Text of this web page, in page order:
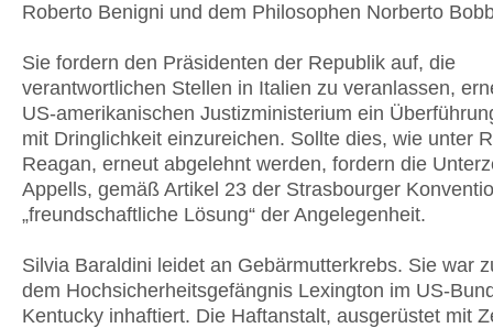
Roberto Benigni und dem Philosophen Norberto
Sie fordern den Präsidenten der Republik auf, die
verantwortlichen Stellen in Italien zu veranlassen,
US-amerikanischen Justizministerium ein
mit Dringlichkeit einzureichen. Sollte dies, wie unter
Reagan, erneut abgelehnt werden, fordern die
Appells, gemäß Artikel 23 der Strasbourger
„freundschaftliche Lösung“ der Angelegenheit.
Silvia Baraldini leidet an Gebärmutterkrebs. Sie war
dem Hochsicherheitsgefängnis Lexington im US-
Kentucky inhaftiert. Die Haftanstalt, ausgerüstet mit